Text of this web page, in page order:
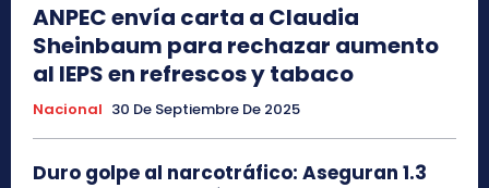
ANPEC envía carta a Claudia
Sheinbaum para rechazar aumento
al IEPS en refrescos y tabaco
Nacional 30 De Septiembre De 2025
Duro golpe al narcotráfico: Aseguran 1.3